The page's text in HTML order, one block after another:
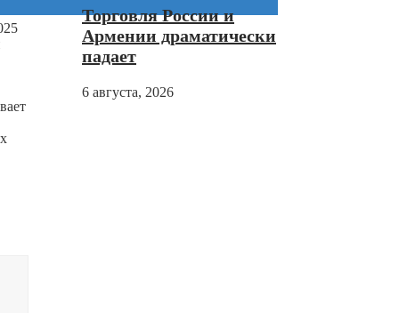
Торговля России и
Армении драматически
падает
6 августа, 2026